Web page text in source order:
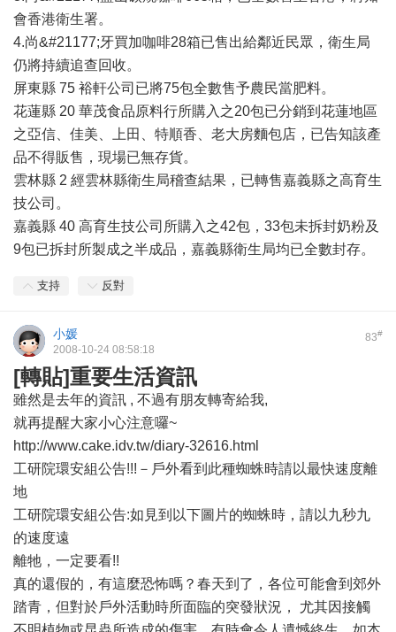
會香港衛生署。
4.尚&#21177;牙買加咖啡28箱已售出給鄰近民眾，衛生局
仍將持續追查回收。
屏東縣 75 裕軒公司已將75包全數售予農民當肥料。
花蓮縣 20 華茂食品原料行所購入之20包已分銷到花蓮地區
之亞信、佳美、上田、特順香、老大房麵包店，已告知該產
品不得販售，現場已無存貨。
雲林縣 2 經雲林縣衛生局稽查結果，已轉售嘉義縣之高育生
技公司。
嘉義縣 40 高育生技公司所購入之42包，33包未拆封奶粉及
9包已拆封所製成之半成品，嘉義縣衛生局均已全數封存。
支持 反對
83#
小媛
2008-10-24 08:58:18
[轉貼]重要生活資訊
雖然是去年的資訊 , 不過有朋友轉寄給我,
就再提醒大家小心注意囉~
http://www.cake.idv.tw/diary-32616.html
工研院環安組公告!!!－戶外看到此種蜘蛛時請以最快速度離
地
工研院環安組公告:如見到以下圖片的蜘蛛時，請以九秒九
的速度遠
離牠，一定要看!!
真的還假的，有這麼恐怖嗎？春天到了，各位可能會到郊外
踏青，但對於戶外活動時所面臨的突發狀況， 尤其因接觸